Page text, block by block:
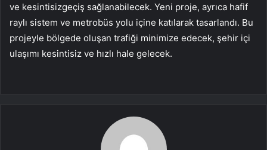
ve kesintisizgeçiş sağlanabilecek. Yeni proje, ayrıca hafif
raylı sistem ve metrobüs yolu içine katılarak tasarlandı. Bu
projeyle bölgede oluşan trafiği minimize edecek, şehir içi
ulaşımı kesintisiz ve hızlı hale gelecek.